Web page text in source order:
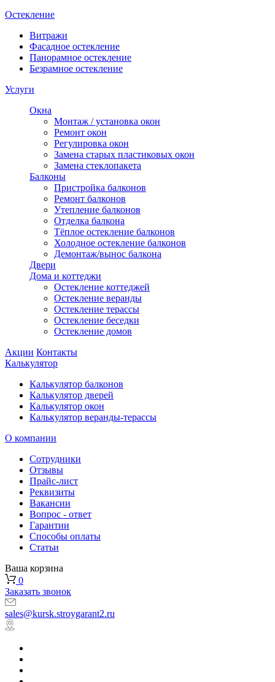
Остекление
Витражи
Фасадное остекление
Панорамное остекление
Безрамное остекление
Услуги
Окна
Монтаж / установка окон
Ремонт окон
Регулировка окон
Замена старых пластиковых окон
Замена стеклопакета
Балконы
Пристройка балконов
Ремонт балконов
Утепление балконов
Отделка балкона
Тёплое остекление балконов
Холодное остекление балконов
Демонтаж/вынос балкона
Двери
Дома и коттеджи
Остекление коттеджей
Остекление веранды
Остекление терассы
Остекление беседки
Остекление домов
Акции Контакты
Калькулятор
Калькулятор балконов
Калькулятор дверей
Калькулятор окон
Калькулятор веранды-терассы
О компании
Сотрудники
Отзывы
Прайс-лист
Реквизиты
Вакансии
Вопрос - ответ
Гарантии
Способы оплаты
Статьи
Ваша корзина
0
Заказать звонок
sales@kursk.stroygarant2.ru